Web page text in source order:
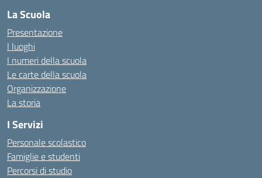
La Scuola
Presentazione
I luoghi
I numeri della scuola
Le carte della scuola
Organizzazione
La storia
I Servizi
Personale scolastico
Famiglie e studenti
Percorsi di studio